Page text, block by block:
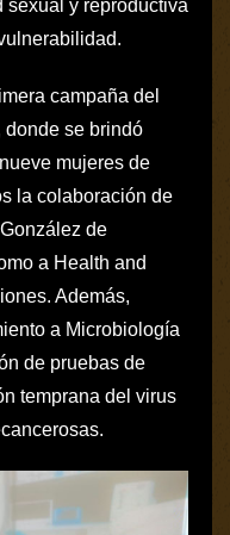
sexual y reproductiva
campaña del
donde se brindó
mujeres de
la colaboración de
de
a Health and
Además,
a Microbiología
de pruebas de
temprana del virus